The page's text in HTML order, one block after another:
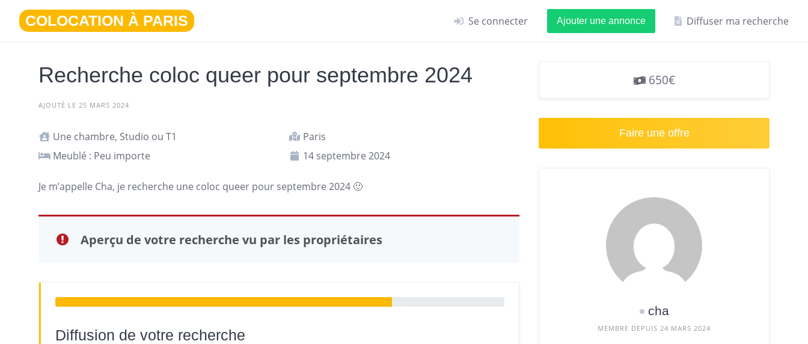
contenu
COLOCATION À PARIS Se connecter Ajouter une annonce Diffuser ma recherche
Recherche coloc queer pour septembre 2024
AJOUTÉ LE 25 MARS 2024
Une chambre, Studio ou T1
Paris
Meublé : Peu importe
14 septembre 2024
Je m’appelle Cha, je recherche une coloc queer pour septembre 2024 🙂
Aperçu de votre recherche vu par les propriétaires
Diffusion de votre recherche
650€
Faire une offre
cha
MEMBRE DEPUIS 24 MARS 2024